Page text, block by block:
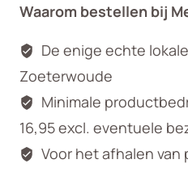
Waarom bestellen bij
De enige echte
Zoeterwoude
Minimale
16,95 excl. eventuele
Voor het afhalen